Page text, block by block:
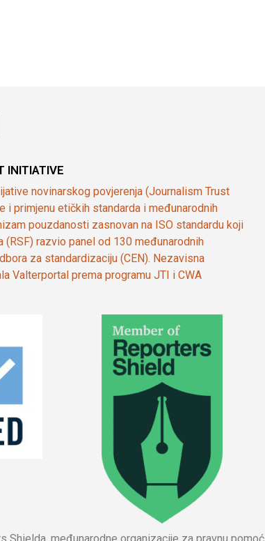
INITIATIVE
novinarskog povjerenja (Journalism Trust
i primjenu etičkih standarda i međunarodnih
pouzdanosti zasnovan na ISO standardu koji
razvio panel od 130 međunarodnih
za standardizaciju (CEN). Nezavisna
Valterportal prema programu JTI i CWA